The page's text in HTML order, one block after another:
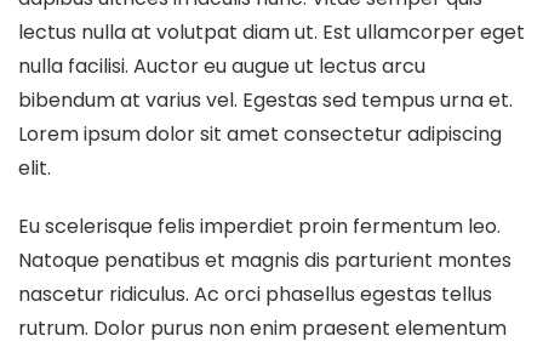
lectus nulla at volutpat diam ut. Est ullamcorper eget
nulla facilisi. Auctor eu augue ut lectus arcu
bibendum at varius vel. Egestas sed tempus urna et.
Lorem ipsum dolor sit amet consectetur adipiscing
elit.
Eu scelerisque felis imperdiet proin fermentum leo.
Natoque penatibus et magnis dis parturient montes
nascetur ridiculus. Ac orci phasellus egestas tellus
rutrum. Dolor purus non enim praesent elementum